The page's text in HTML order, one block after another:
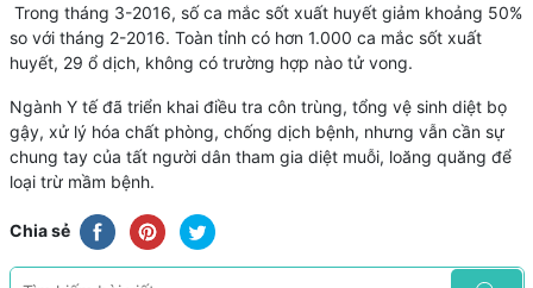
Trong tháng 3-2016, số ca mắc sốt xuất huyết giảm khoảng 50%
so với tháng 2-2016. Toàn tỉnh có hơn 1.000 ca mắc sốt xuất
huyết, 29 ổ dịch, không có trường hợp nào tử vong.
Ngành Y tế đã triển khai điều tra côn trùng, tổng vệ sinh diệt bọ
gậy, xử lý hóa chất phòng, chống dịch bệnh, nhưng vẫn cần sự
chung tay của tất người dân tham gia diệt muỗi, loăng quăng để
loại trừ mầm bệnh.
Chia sẻ